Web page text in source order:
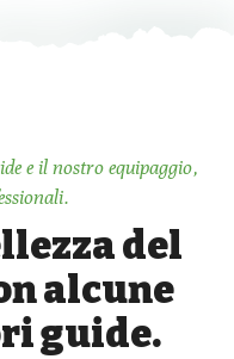
e il nostro equipaggio,
del
alcune
guide.